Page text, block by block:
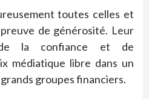
toutes celles et
de générosité. Leur
la confiance et de
médiatique libre dans un
groupes financiers.